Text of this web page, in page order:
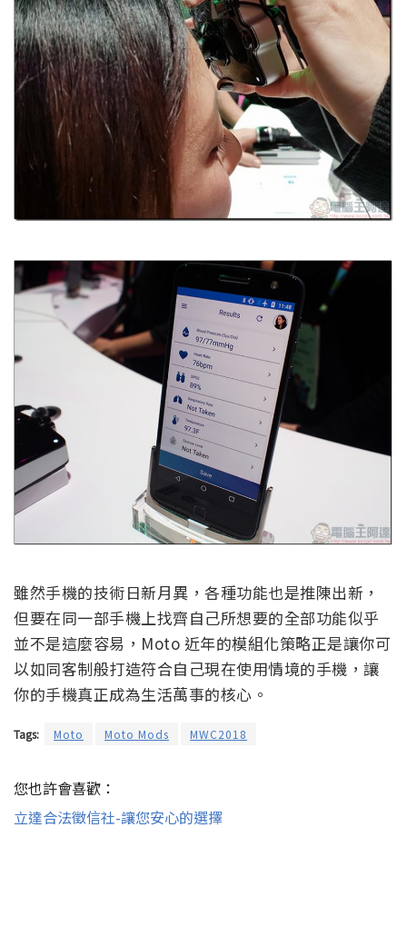
雖然手機的技術日新月異，各種功能也是推陳出新，
但要在同一部手機上找齊自己所想要的全部功能似乎
並不是這麼容易，Moto 近年的模組化策略正是讓你可
以如同客制般打造符合自己現在使用情境的手機，讓
你的手機真正成為生活萬事的核心。
Tags: Moto Moto Mods MWC2018
您也許會喜歡：
立達合法徵信社-讓您安心的選擇